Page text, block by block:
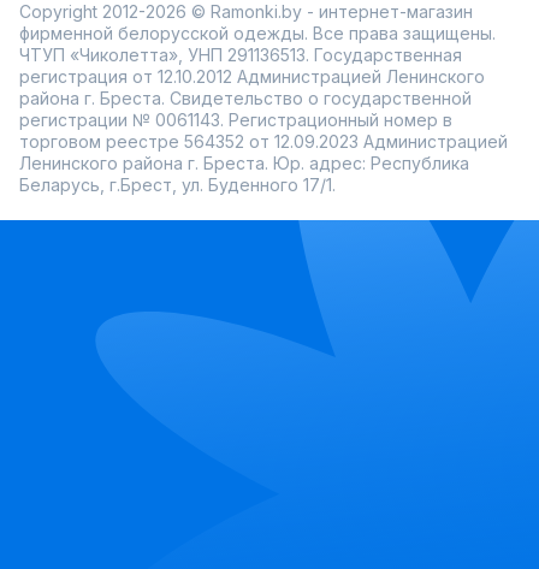
Copyright 2012-2026 © Ramonki.by - интернет-магазин
фирменной белорусской одежды. Все права защищены.
ЧТУП «Чиколетта», УНП 291136513. Государственная
регистрация от 12.10.2012 Администрацией Ленинского
района г. Бреста. Свидетельство о государственной
регистрации № 0061143. Регистрационный номер в
торговом реестре 564352 от 12.09.2023 Администрацией
Ленинского района г. Бреста. Юр. адрес: Республика
Беларусь, г.Брест, ул. Буденного 17/1.